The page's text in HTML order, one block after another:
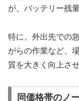
が、バッテリー残
特に、外出先での
がらの作業など、
質を大きく向上さ
同価格帯のノ